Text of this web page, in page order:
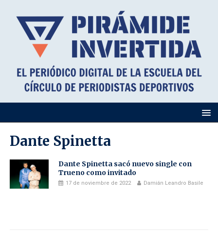
Dante Spinetta
Dante Spinetta sacó nuevo single con
Trueno como invitado
17 de noviembre de 2022 Damián Leandro Basile